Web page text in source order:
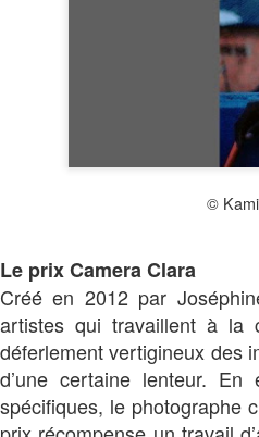
©
Le prix Camera Clara
Créé́ en 2012 par
artistes qui travaillent à la
déferlement vertigineux des
d’une certaine lenteur.
spécifiques, le photographe
héroïques de la lutte contre
matriarche du village, Al-Sit.
un nouveau plan de
centre d'un jeu de pouvoir
propre force, Nafisa se
même. Ni elle ni sa
Mihad Murtada, Rabha
Note 3,5/5.Nafisa travaille
sont incarnés par sa
baigner, ne pas prendre de
lui destine. Mais une
recherche d'émancipation,
petiteempêcher son excision.